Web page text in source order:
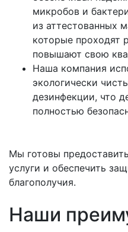
микробов и
из аттестованных
которые проходят
повышают свою
Наша компания
экологически
дезинфекции, что
полностью
Мы готовы
услуги и обеспечить
благополучия.
Наши